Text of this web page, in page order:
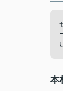
本